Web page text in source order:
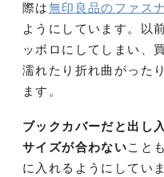
際は無印良品のファス
ようにしています。以
ッボロにしてしまい、
濡れたり折れ曲がった
ます。
ブックカバーだと出し
サイズが合わないこと
に入れるようにしていま